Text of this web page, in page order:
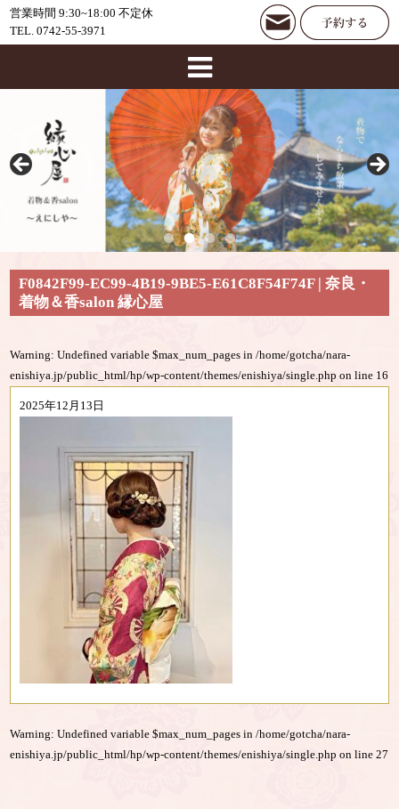
営業時間 9:30~18:00 不定休
TEL. 0742-55-3971
F0842F99-EC99-4B19-9BE5-E61C8F54F74F | 奈良・
着物＆香salon 縁心屋
Warning: Undefined variable $max_num_pages in/home/gotcha/nara-
enishiya.jp/public_html/hp/wp-content/themes/enishiya/single.php on line 16
2025年12月13日
Warning: Undefined variable $max_num_pages in/home/gotcha/nara-
enishiya.jp/public_html/hp/wp-content/themes/enishiya/single.php on line27